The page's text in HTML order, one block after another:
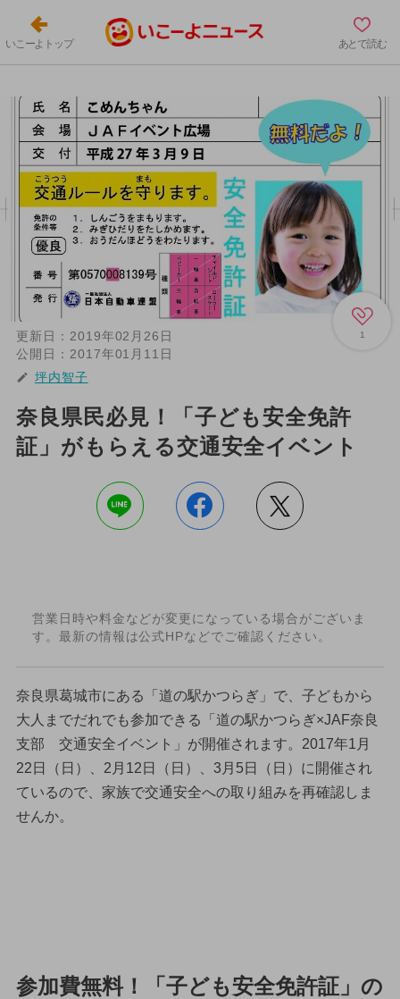
いこーよトップ あとで読む
1
更新日： 2019年02月26日
公開日： 2017年01月11日
坪内智子
奈良県民必見！「子ども安全免許
証」がもらえる交通安全イベント
営業日時や料金などが変更になっている場合がございま
す。最新の情報は公式HPなどでご確認ください。
奈良県葛城市にある「道の駅かつらぎ」で、子どもから
大人までだれでも参加できる「道の駅かつらぎ×JAF奈良
支部 交通安全イベント」が開催されます。2017年1月
22日（日）、2月12日（日）、3月5日（日）に開催され
ているので、家族で交通安全への取り組みを再確認しま
せんか。
参加費無料！「子ども安全免許証」の